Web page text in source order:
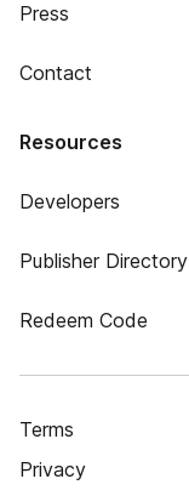
Press
Contact
Resources
Developers
Publisher Directory
Redeem Code
Terms
Privacy